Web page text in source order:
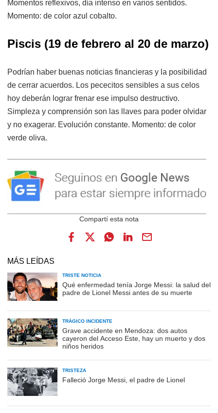
Momentos reflexivos, día intenso en varios sentidos.
Momento: de color azul cobalto.
Piscis (19 de febrero al 20 de marzo)
Podrían haber buenas noticias financieras y la posibilidad
de cerrar acuerdos. Los pececitos sensibles a sus celos
hoy deberán lograr frenar ese impulso destructivo.
Simpleza y comprensión son las llaves para poder olvidar
y no exagerar. Evolución constante. Momento: de color
verde oliva.
MÁS LEÍDAS
TRISTE NOTICIA
Qué enfermedad tenía Jorge Messi: la salud del
padre de Lionel Messi antes de su muerte
TRÁGICO INCIDENTE
Grave accidente en Mendoza: dos autos
cayeron del Acceso Este, hay un muerto y dos
niños heridos
TRISTEZA
Falleció Jorge Messi, el padre de Lionel